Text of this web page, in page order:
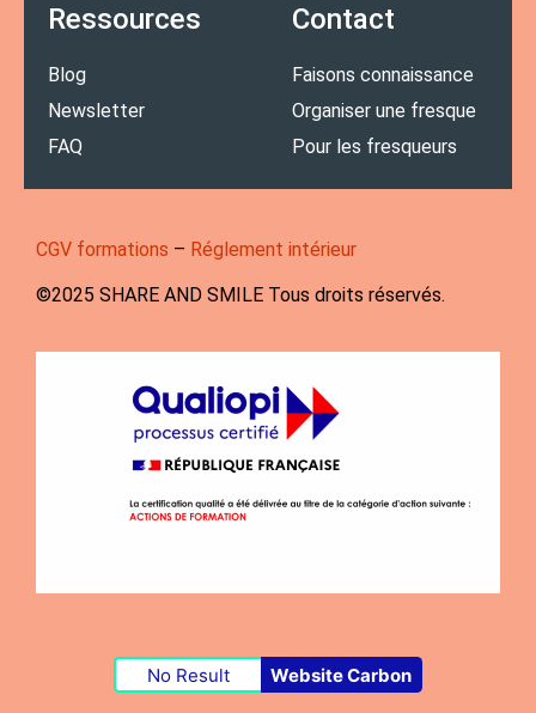
Ressources
Blog
Newsletter
FAQ
Contact
Faisons connaissance
Organiser une fresque
Pour les fresqueurs
CGV formations – Réglement intérieur
©️2025 SHARE AND SMILE Tous droits réservés.
No Result Website Carbon